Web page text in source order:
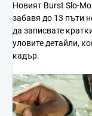
Новият Burst Slo-
забавя до 13 пъти
да записвате
уловите детайли,
кадър.